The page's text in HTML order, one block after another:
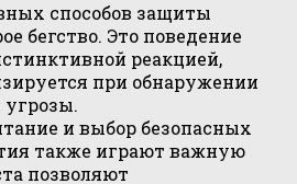
способов защиты
бегство. Это поведение
реакцией,
при обнаружении
угрозы.
и выбор безопасных
также играют важную
позволяют